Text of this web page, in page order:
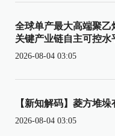
全球单产最大高端聚乙
关键产业链自主可控水
2026-08-04 03:05
【新知解码】菱方堆垛
2026-08-04 03:05